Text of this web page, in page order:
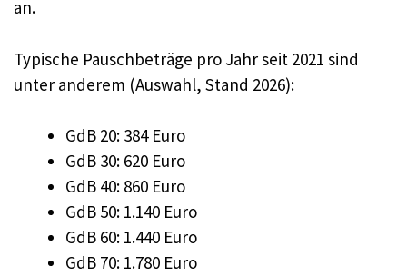
an.
Typische Pauschbeträge pro Jahr seit 2021 sind
unter anderem (Auswahl, Stand 2026):
GdB 20: 384 Euro
GdB 30: 620 Euro
GdB 40: 860 Euro
GdB 50: 1.140 Euro
GdB 60: 1.440 Euro
GdB 70: 1.780 Euro